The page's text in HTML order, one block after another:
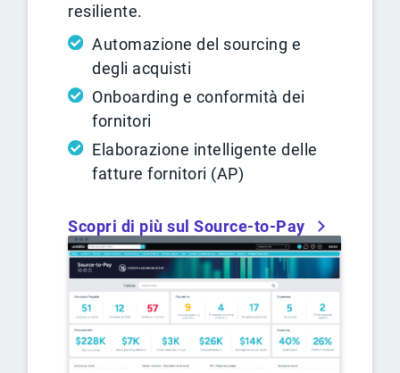
resiliente.
Automazione del sourcing e
degli acquisti
Onboarding e conformità dei
fornitori
Elaborazione intelligente delle
fatture fornitori (AP)
Scopri di più sul Source-to-Pay